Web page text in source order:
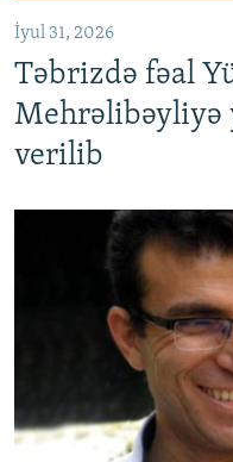
İyul 31, 2026
Təbrizdə fəal
Mehrəlibəyliyə
verilib